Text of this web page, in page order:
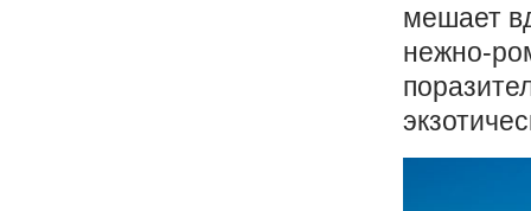
мешает
нежно-